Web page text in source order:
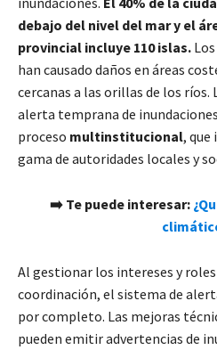
debajo del nivel del mar y el
provincial incluye 110 islas.
han causado daños en áreas
cercanas a las orillas de los ríos.
alerta temprana de
proceso multinstitucional, que
gama de autoridades locales y
➡️ Te puede interesar:
Al gestionar los intereses y
coordinación, el sistema de
por completo. Las mejoras
pueden emitir advertencias de